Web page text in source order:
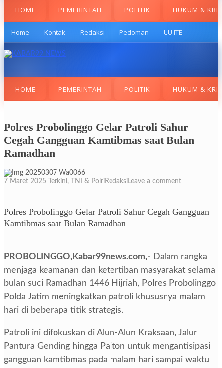
HOME PEMERINTAH POLITIK HUKUM &
Home Kontak Redaksi Pedoman UU ITE
HOME PEMERINTAH POLITIK HUKUM &
Polres Probolinggo Gelar Patroli Sahur
Cegah Gangguan Kamtibmas saat Bulan
Ramadhan
7 Maret 2025 Terkini, TNI & PolriRedaksiLeave a comment
Polres Probolinggo Gelar Patroli Sahur Cegah Gangguan
Kamtibmas saat Bulan Ramadhan
PROBOLINGGO,Kabar99news.com,- Dalam rangka
menjaga keamanan dan ketertiban masyarakat selama
bulan suci Ramadhan 1446 Hijriah, Polres Probolinggo
Polda Jatim meningkatkan patroli khususnya malam
hari di beberapa titik strategis.
Patroli ini difokuskan di Alun-Alun Kraksaan, Jalur
Pantura Gending hingga Paiton untuk mengantisipasi
gangguan kamtibmas pada malam hari sampai waktu